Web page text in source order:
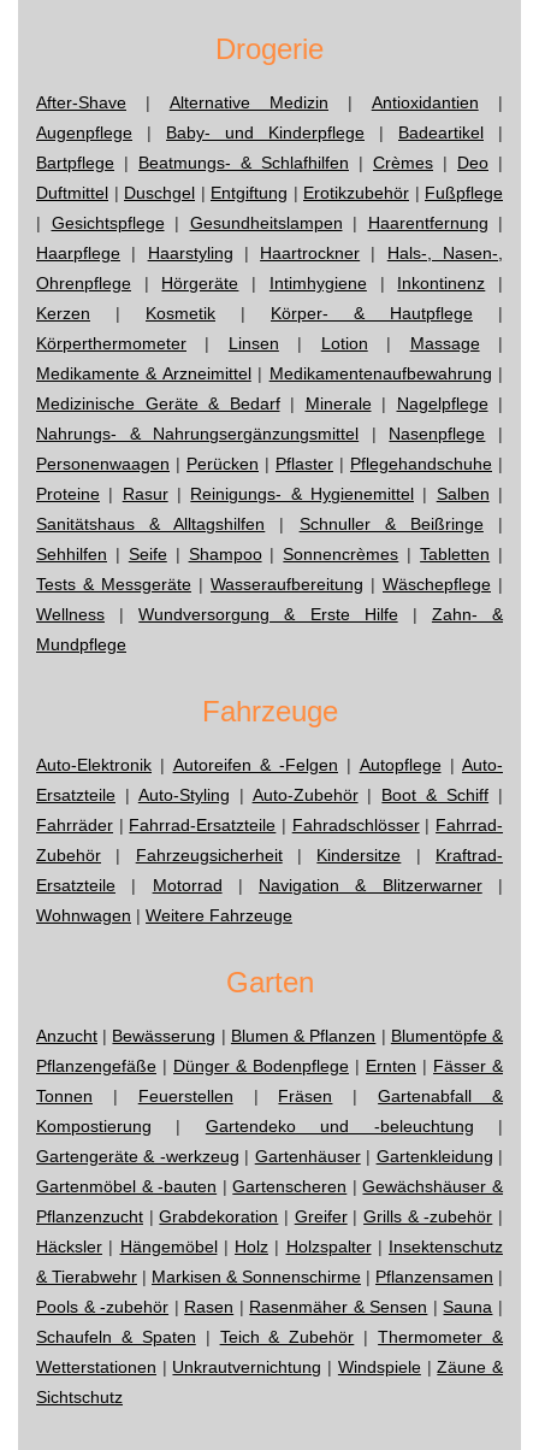
Drogerie
After-Shave | Alternative Medizin | Antioxidantien |
Augenpflege | Baby- und Kinderpflege | Badeartikel |
Bartpflege | Beatmungs- & Schlafhilfen | Crèmes | Deo |
Duftmittel | Duschgel | Entgiftung | Erotikzubehör | Fußpflege
| Gesichtspflege| Gesundheitslampen | Haarentfernung |
Haarpflege | Haarstyling | Haartrockner | Hals-, Nasen-,
Ohrenpflege | Hörgeräte | Intimhygiene| Inkontinenz |
Kerzen | Kosmetik | Körper- & Hautpflege |
Körperthermometer | Linsen | Lotion | Massage|
Medikamente & Arzneimittel| Medikamentenaufbewahrung |
Medizinische Geräte & Bedarf| Minerale| Nagelpflege|
Nahrungs- & Nahrungsergänzungsmittel | Nasenpflege |
Personenwaagen | Perücken | Pflaster | Pflegehandschuhe |
Proteine | Rasur| Reinigungs- & Hygienemittel | Salben |
Sanitätshaus & Alltagshilfen | Schnuller & Beißringe|
Sehhilfen | Seife| Shampoo|Sonnencrèmes |Tabletten |
Tests & Messgeräte | Wasseraufbereitung | Wäschepflege |
Wellness |Wundversorgung & Erste Hilfe| Zahn- &
Mundpflege
Fahrzeuge
Auto-Elektronik | Autoreifen & -Felgen | Autopflege| Auto-
Ersatzteile | Auto-Styling | Auto-Zubehör| Boot & Schiff |
Fahrräder | Fahrrad-Ersatzteile | Fahradschlösser| Fahrrad-
Zubehör | Fahrzeugsicherheit| Kindersitze | Kraftrad-
Ersatzteile | Motorrad | Navigation & Blitzerwarner|
Wohnwagen | Weitere Fahrzeuge
Garten
Anzucht | Bewässerung | Blumen & Pflanzen | Blumentöpfe &
Pflanzengefäße | Dünger & Bodenpflege | Ernten | Fässer &
Tonnen | Feuerstellen | Fräsen |Gartenabfall &
Kompostierung | Gartendeko und -beleuchtung |
Gartengeräte & -werkzeug | Gartenhäuser| Gartenkleidung |
Gartenmöbel & -bauten |Gartenscheren |Gewächshäuser &
Pflanzenzucht |Grabdekoration | Greifer|Grills & -zubehör |
Häcksler | Hängemöbel| Holz | Holzspalter| Insektenschutz
& Tierabwehr | Markisen & Sonnenschirme | Pflanzensamen |
Pools & -zubehör | Rasen | Rasenmäher & Sensen |Sauna |
Schaufeln & Spaten | Teich & Zubehör |Thermometer &
Wetterstationen | Unkrautvernichtung | Windspiele|Zäune &
Sichtschutz